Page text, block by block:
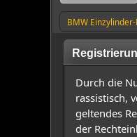
BMW
Durch die
rassistisch,
geltendes
der